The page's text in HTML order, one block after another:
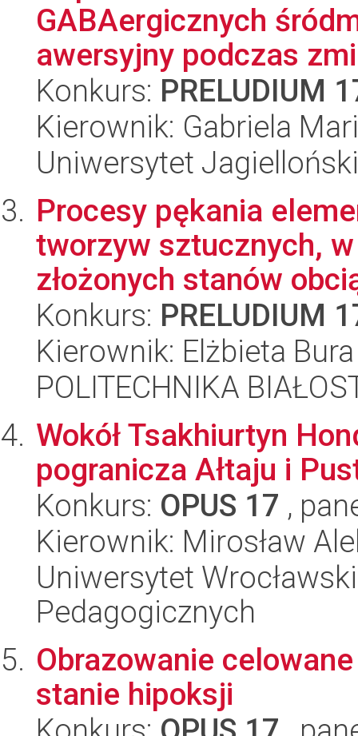
GABAergicznych
awersyjny podczas
Konkurs: PRELUDIUM
Kierownik: Gabriela
Uniwersytet
Procesy pękania
tworzyw sztucznych,
złożonych stanów
Konkurs: PRELUDIUM
Kierownik: Elżbieta Bura
POLITECHNIKA
Wokół Tsakhiurtyn
pogranicza Ałtaju i
Konkurs: OPUS 17 ,
Kierownik: Mirosław
Uniwersytet
Pedagogicznych
Obrazowanie
stanie hipoksji